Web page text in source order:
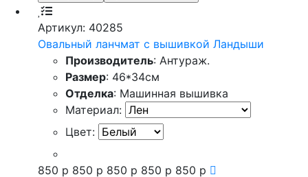
Артикул: 40285
Овальный ланчмат с вышивкой Ландыши
Производитель: Антураж.
Размер: 46*34см
Отделка: Машинная вышивка
Материал:
Цвет:
850 р 850 р 850 р 850 р 850 р